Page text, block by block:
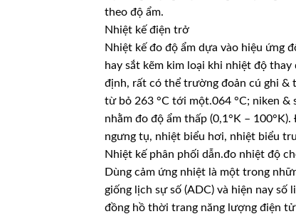
theo độ ẩm.
Nhiệt kế điện trở
Nhiệt kế đo độ ẩm dựa vào hiệu ứng
hay sắt kẽm kim loại khi nhiệt độ
định, rất có thể trường đoản cú ghi &
từ bỏ 263 °C tới một.064 °C; niken &
nhằm đo độ ẩm thấp (0,1°K –
ngưng tụ, nhiệt biểu hơi, nhiệt biểu
Nhiệt kế phân phối dẫn.đo nhiệt độ
Dùng cảm ứng nhiệt là một trong
giống lịch sự số (ADC) và hiện nay
đồng hồ thời trang năng lượng điện